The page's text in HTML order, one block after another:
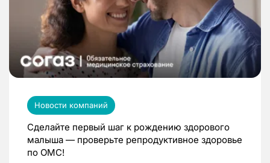
Новости компаний
Сделайте первый шаг к рождению здорового
малыша — проверьте репродуктивное здоровье
по ОМС!